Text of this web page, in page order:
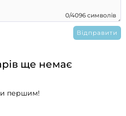
0/4096 символів
ще немає
першим!